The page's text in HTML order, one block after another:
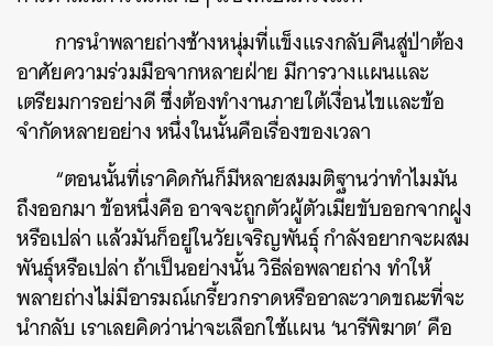
การนำพลายถ่างช้างหนุ่มที่แข็งแรงกลับคืนสู่ป่าต้อง
อาศัยความร่วมมือจากหลายฝ่าย มีการวางแผนและ
เตรียมการอย่างดี ซึ่งต้องทำงานภายใต้เงื่อนไขและข้อ
จำกัดหลายอย่าง หนึ่งในนั้นคือเรื่องของเวลา
“ตอนนั้นที่เราคิดกันก็มีหลายสมมติฐานว่าทำไมมัน
ถึงออกมา ข้อหนึ่งคือ อาจจะถูกตัวผู้ตัวเมียขับออกจากฝูง
หรือเปล่า แล้วมันก็อยู่ในวัยเจริญพันธุ์ กำลังอยากจะผสม
พันธุ์หรือเปล่า ถ้าเป็นอย่างนั้น วิธีล่อพลายถ่าง ทำให้
พลายถ่างไม่มีอารมณ์เกรี้ยวกราดหรืออาละวาดขณะที่จะ
นำกลับ เราเลยคิดว่าน่าจะเลือกใช้แผน ‘นารีพิฆาต’ คือ